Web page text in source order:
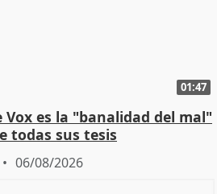
01:47
es la "banalidad del mal"
todas sus tesis
06/08/2026